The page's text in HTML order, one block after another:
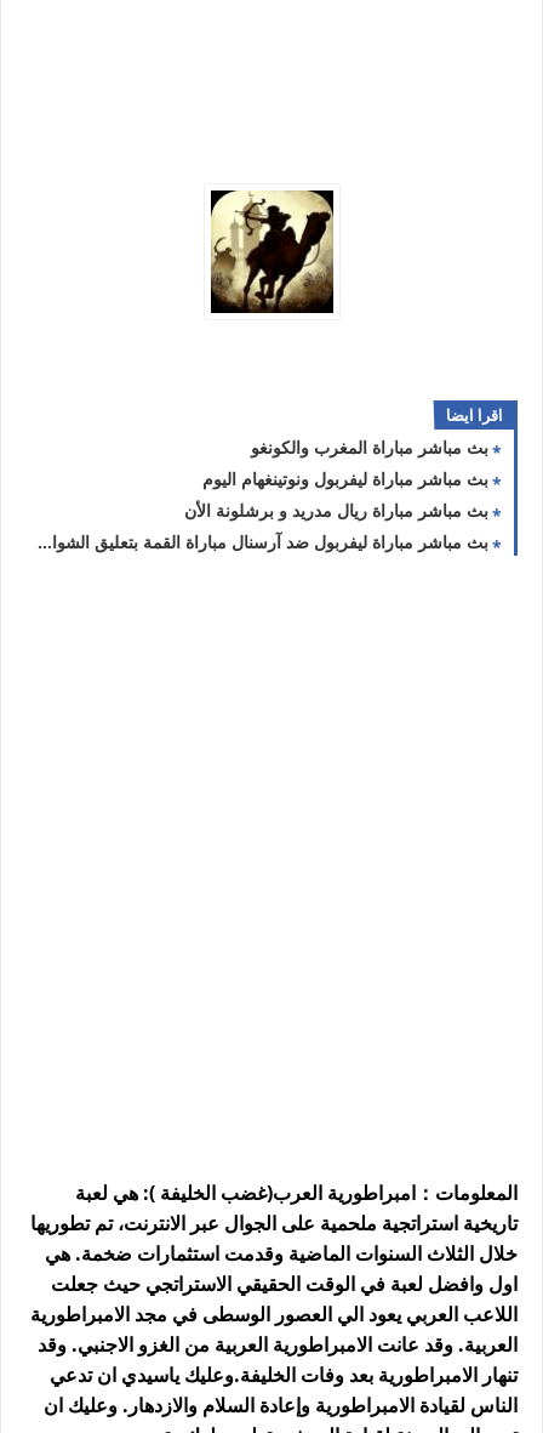
اقرا ايضا
بث مباشر مباراة المغرب والكونغو
بث مباشر مباراة ليفربول ونوتينغهام اليوم
بث مباشر مباراة ريال مدريد و برشلونة الأن
بث مباشر مباراة ليفربول ضد آرسنال مباراة القمة بتعليق الشوالي
المعلومات：امبراطورية العرب(غضب الخليفة ): هي لعبة
تاريخية استراتجية ملحمية على الجوال عبر الانترنت، تم تطوريها
خلال الثلاث السنوات الماضية وقدمت استثمارات ضخمة. هي
اول وافضل لعبة في الوقت الحقيقي الاستراتجي حيث جعلت
اللاعب العربي يعود الي العصور الوسطى في مجد الامبراطورية
العربية. وقد عانت الامبراطورية العربية من الغزو الاجنبي. وقد
تنهار الامبراطورية بعد وفات الخليفة.وعليك ياسيدي ان تدعي
الناس لقيادة الامبراطورية وإعادة السلام والازدهار. وعليك ان